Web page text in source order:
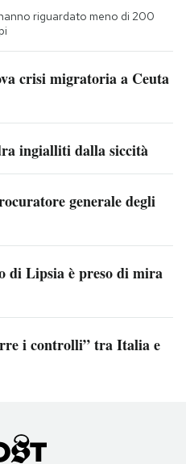
riguardato meno di 200
crisi migratoria a Ceuta
ingialliti dalla siccità
generale degli
di Lipsia è preso di mira
i controlli” tra Italia e